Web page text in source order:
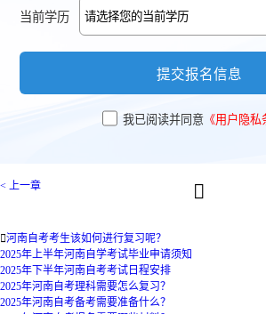
当前学历
提交报名信息
我已阅读并同意 《用户隐私
< 上一章 
河南自考考生该如何进行复习呢？
2025年上半年河南自学考试毕业申请须知
2025年下半年河南自考考试日程安排
2025年河南自考理科需要怎么复习？
2025年河南自考备考需要准备什么？